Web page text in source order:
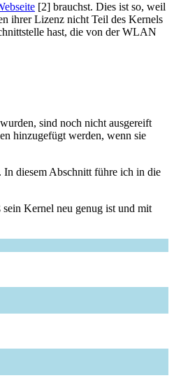
[2] brauchst. Dies ist so, weil
ihrer Lizenz nicht Teil des Kernels
hast, die von der WLAN
sind noch nicht ausgereift
hinzugefügt werden, wenn sie
diesem Abschnitt führe ich in die
sein Kernel neu genug ist und mit